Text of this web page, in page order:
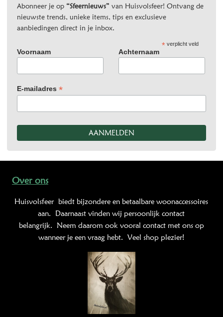
Abonneer je op “Sfeernieuws” van Huisvolsfeer! Ontvang de
nieuwste trends, unieke items, tips en exclusieve
aanbiedingen direct in je inbox.
*verplicht veld
Voornaam Achternaam
E-mailadres *
Over ons
Huisvolsfeer biedt bijzondere en betaalbare woonaccessoires
aan. Daarnaast vinden wij persoonlijk contact
belangrijk. Neem daarom ook vooral contact met ons op
wanneer je een vraag hebt. Veel shop plezier!